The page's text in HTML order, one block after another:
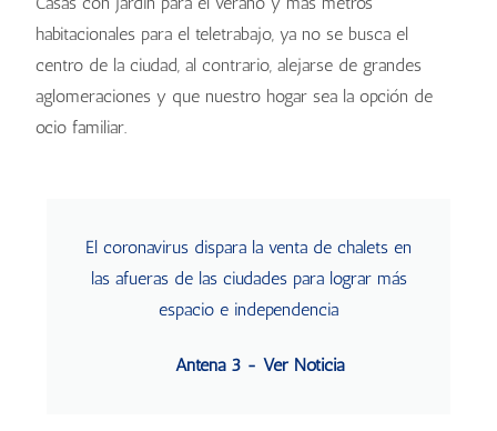
habitacionales para el teletrabajo, ya no se busca el
centro de la ciudad, al contrario, alejarse de grandes
aglomeraciones y que nuestro hogar sea la opción de
ocio familiar.
El coronavirus dispara la venta de chalets en
las afueras de las ciudades para lograr más
espacio e independencia
Antena 3 - Ver Noticia